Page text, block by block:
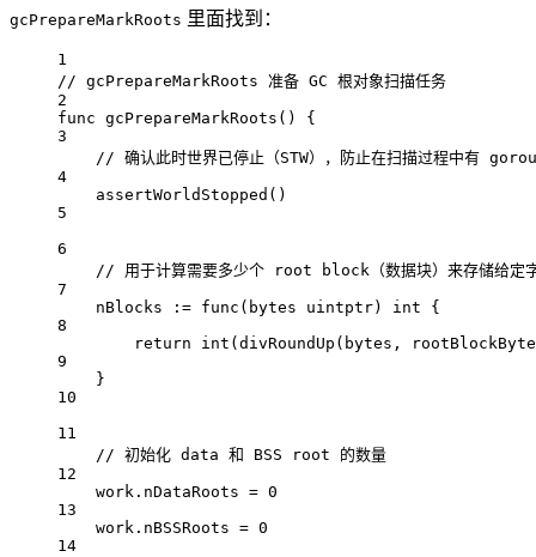
gcPrepareMarkRoots 里面找到：
1
// gcPrepareMarkRoots 准备 GC 根对象扫描任务
2
func gcPrepareMarkRoots () {
3
// 确认此时世界已停止（STW），防止在扫描过程中有
4
assertWorldStopped ()
5
6
// 用于计算需要多少个 root block（数据块）来存储给定
7
nBlocks
:= func ( bytes uintptr) int {
8
return
int ( divRoundUp (bytes,
9
}
10
11
// 初始化 data 和 BSS root 的数量
12
work.nDataRoots = 0
13
work.nBSSRoots = 0
14